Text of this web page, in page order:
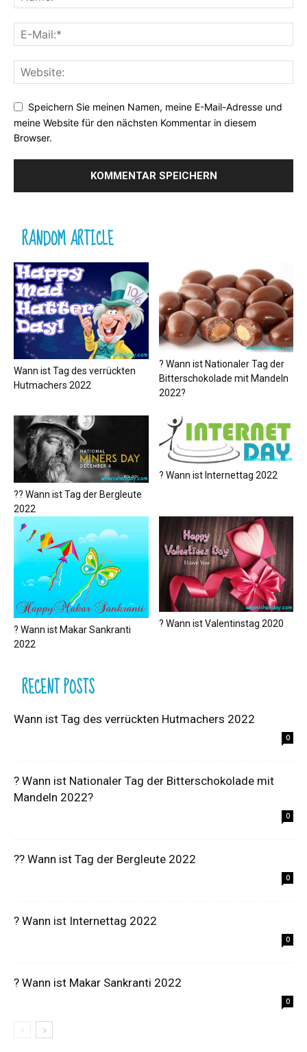
Speichern Sie meinen Namen, meine E-Mail-Adresse und
meine Website für den nächsten Kommentar in diesem
Browser.
RANDOM ARTICLE
Wann ist Tag des verrückten
Hutmachers 2022
? Wann ist Nationaler Tag der
Bitterschokolade mit Mandeln
2022?
?‍? Wann ist Tag der Bergleute
2022
? Wann ist Internettag 2022
? Wann ist Makar Sankranti
2022
? Wann ist Valentinstag 2020
RECENT POSTS
Wann ist Tag des verrückten Hutmachers 2022
0
? Wann ist Nationaler Tag der Bitterschokolade mit
Mandeln 2022?
0
?‍? Wann ist Tag der Bergleute 2022
0
? Wann ist Internettag 2022
0
? Wann ist Makar Sankranti 2022
0